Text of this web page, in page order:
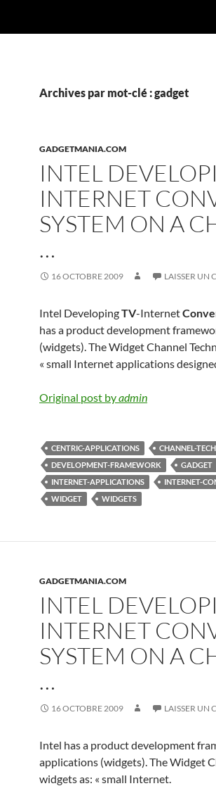
Archives par mot-clé : gadget
GADGETMANIA.COM
INTEL
INTERNET
SYSTEM ON A
…
16 OCTOBRE 2009 LAISSER UN
Intel DevelopingTV-Internet
has a product development
(widgets). The Widget Channel
« small Internet applications
Original post byadmin
CENTRIC-APPLICATIONS
CHANNEL-
DEVELOPMENT-FRAMEWORK
GADGET
INTERNET-APPLICATIONS
INTERNET-
WIDGET
WIDGETS
GADGETMANIA.COM
INTEL
INTERNET
SYSTEM ON A
…
16 OCTOBRE 2009 LAISSER UN
Intel has a product development
applications (widgets). The Widget
widgets as: « small Internet.